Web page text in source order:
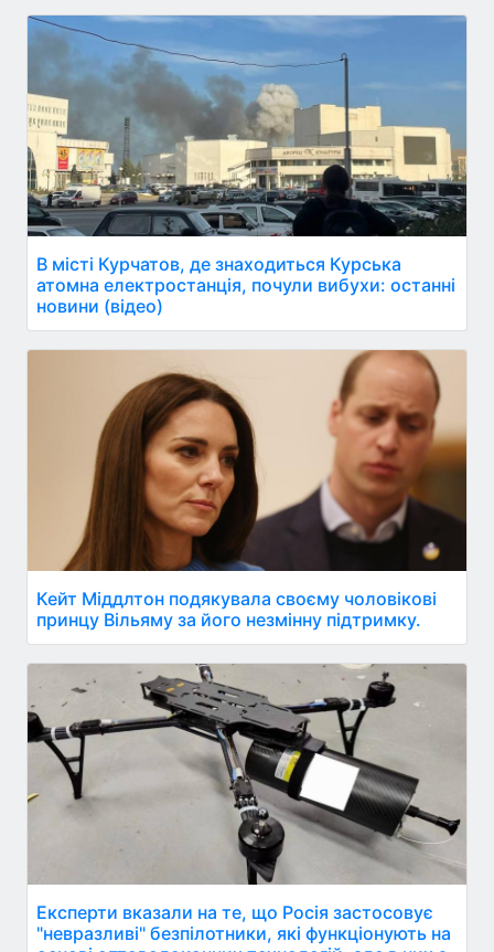
В місті Курчатов, де знаходиться Курська
атомна електростанція, почули вибухи: останні
новини (відео)
Кейт Міддлтон подякувала своєму чоловікові
принцу Вільяму за його незмінну підтримку.
Експерти вказали на те, що Росія застосовує
"невразливі" безпілотники, які функціонують на